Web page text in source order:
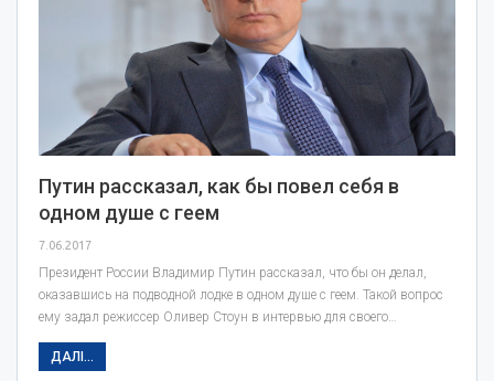
Путин рассказал, как бы повел себя в
одном душе с геем
7.06.2017
Президент России Владимир Путин рассказал, что бы он делал,
оказавшись на подводной лодке в одном душе с геем. Такой вопрос
ему задал режиссер Оливер Стоун в интервью для своего…
ДАЛІ...